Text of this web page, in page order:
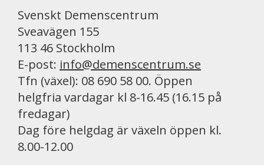
Svenskt Demenscentrum
Sveavägen 155
113 46 Stockholm
E-post: info@demenscentrum.se
Tfn (växel): 08 690 58 00. Öppen
helgfria vardagar kl 8-16.45 (16.15 på
fredagar)
Dag före helgdag är växeln öppen kl.
8.00-12.00